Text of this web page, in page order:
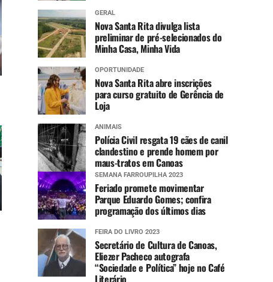
GERAL
Nova Santa Rita divulga lista
preliminar de pré-selecionados do
Minha Casa, Minha Vida
OPORTUNIDADE
Nova Santa Rita abre inscrições
para curso gratuito de Gerência de
Loja
ANIMAIS
Polícia Civil resgata 19 cães de canil
clandestino e prende homem por
maus-tratos em Canoas
SEMANA FARROUPILHA 2023
Feriado promete movimentar
Parque Eduardo Gomes; confira
programação dos últimos dias
FEIRA DO LIVRO 2023
Secretário de Cultura de Canoas,
Eliezer Pacheco autografa
“Sociedade e Política” hoje no Café
Literário